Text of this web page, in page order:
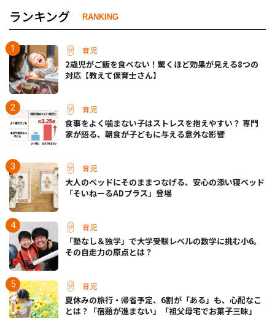
ランキング RANKING
育児
2歳児がご飯を食べない！驚くほど効果が見える8つの
対応【教えて保育士さん】
育児
食事をよく噛まない子はストレスを抱えやすい？ 専門
家が語る、朝食が子どもに与える意外な影響
育児
大人のベッドにそのままつなげる、安心の添い寝ベッド
「そいねーるADプラス」登場
育児
「塾なし＆独学」で大学受験レベルの数学に挑む小6。
その自走力の原点とは？
育児
夏休みの旅行・帰省予定、6割が「ある」も、心配なこ
とは？「宿題が進まない」「祖父母宅でお菓子三昧」